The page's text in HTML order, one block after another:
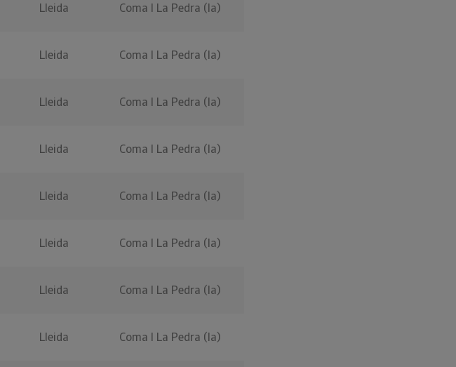
Lleida Coma I La Pedra (la)
Lleida Coma I La Pedra (la)
Lleida Coma I La Pedra (la)
Lleida Coma I La Pedra (la)
Lleida Coma I La Pedra (la)
Lleida Coma I La Pedra (la)
Lleida Coma I La Pedra (la)
Lleida Coma I La Pedra (la)